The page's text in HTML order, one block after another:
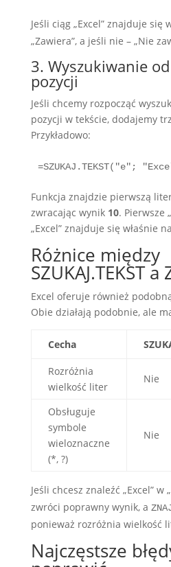
Jeśli ciąg „Excel” znajduje się
„Zawiera”, a jeśli nie – „Nie
3. Wyszukiwanie
pozycji
Jeśli chcemy rozpocząć
pozycji w tekście, dodajemy
Przykładowo:
=SZUKAJ.TEKST("e";
Funkcja znajdzie pierwszą
zwracając wynik 10. Pierwsze
„Excel” znajduje się właśnie
Różnice między
SZUKAJ.TEKST a
Excel oferuje również
Obie działają podobnie, ale
Cecha
Rozróżnia
wielkość liter
Nie
Obsługuje
symbole
wieloznaczne
(*, ?)
Nie
Jeśli chcesz znaleźć „Excel” w
zwróci poprawny wynik, a
ponieważ rozróżnia wielkość
Najczęstsze